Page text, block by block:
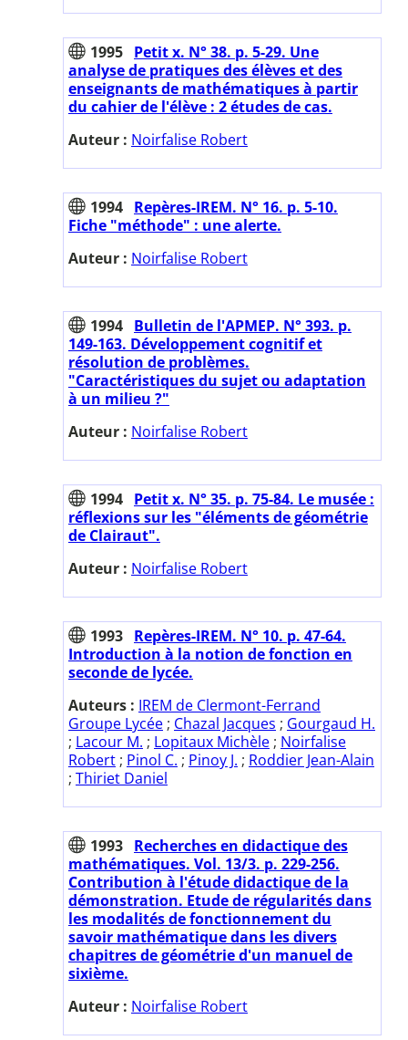
1995 Petit x. N° 38. p. 5-29. Une
analyse de pratiques des élèves et des
enseignants de mathématiques à partir
du cahier de l'élève : 2 études de cas.
Auteur : Noirfalise Robert
1994 Repères-IREM. N° 16. p. 5-10.
Fiche "méthode" : une alerte.
Auteur : Noirfalise Robert
1994 Bulletin de l'APMEP. N° 393. p.
149-163. Développement cognitif et
résolution de problèmes.
"Caractéristiques du sujet ou adaptation
à un milieu ?"
Auteur : Noirfalise Robert
1994 Petit x. N° 35. p. 75-84. Le musée :
réflexions sur les "éléments de géométrie
de Clairaut".
Auteur : Noirfalise Robert
1993 Repères-IREM. N° 10. p. 47-64.
Introduction à la notion de fonction en
seconde de lycée.
Auteurs : IREM de Clermont-Ferrand
Groupe Lycée ; Chazal Jacques ; Gourgaud H.
; Lacour M. ; Lopitaux Michèle ; Noirfalise
Robert ; Pinol C. ; Pinoy J. ; Roddier Jean-Alain
; Thiriet Daniel
1993 Recherches en didactique des
mathématiques. Vol. 13/3. p. 229-256.
Contribution à l'étude didactique de la
démonstration. Etude de régularités dans
les modalités de fonctionnement du
savoir mathématique dans les divers
chapitres de géométrie d'un manuel de
sixième.
Auteur : Noirfalise Robert